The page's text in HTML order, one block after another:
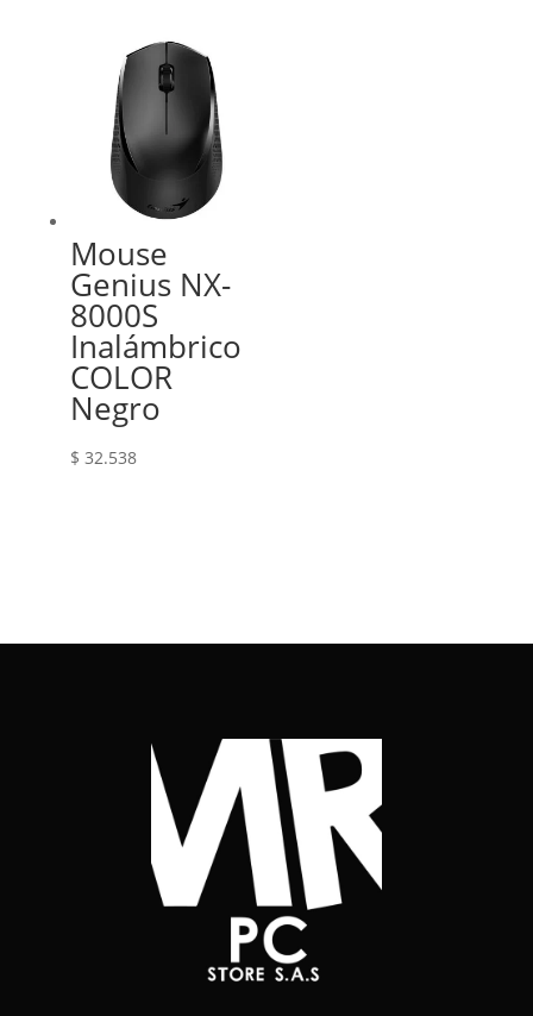
Mouse
Genius NX-
8000S
Inalámbrico
COLOR
Negro
$ 32.538